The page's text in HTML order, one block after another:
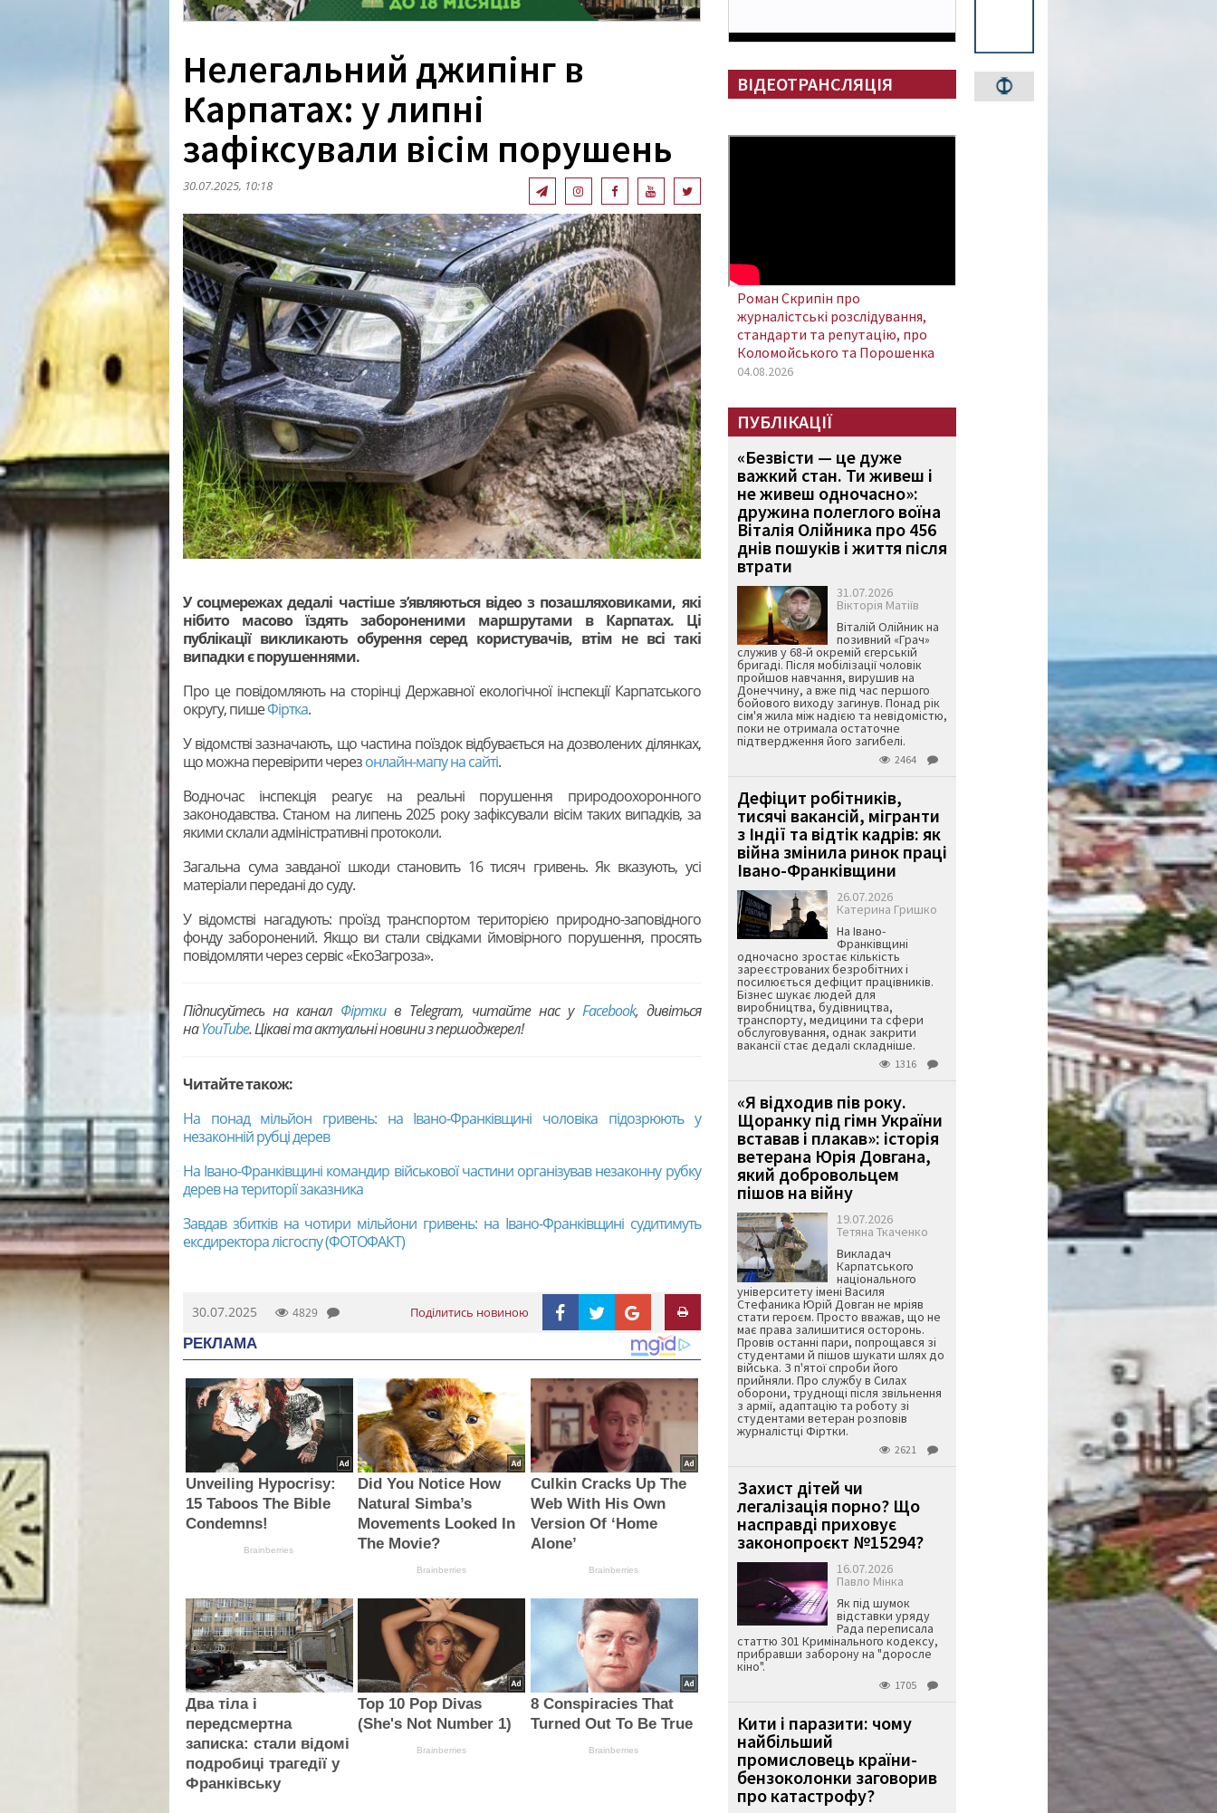
Нелегальний джипінг в
Карпатах: у липні
зафіксували вісім порушень
30.07.2025, 10:18
У соцмережах дедалі частіше з’являються відео з позашляховиками, які
нібито масово їздять забороненими маршрутами в Карпатах. Ці
публікації викликають обурення серед користувачів, втім не всі такі
випадки є порушеннями.
Про це повідомляють на сторінці Державної екологічної інспекції Карпатського
округу, пишеФіртка.
У відомстві зазначають, що частина поїздок відбувається на дозволених ділянках,
що можна перевірити черезонлайн-мапу на сайті.
Водночас інспекція реагує на реальні порушення природоохоронного
законодавства. Станом на липень 2025 року зафіксували вісім таких випадків, за
якими склали адміністративні протоколи.
Загальна сума завданої шкоди становить 16 тисяч гривень. Як вказують, усі
матеріали передані до суду.
У відомстві нагадують: проїзд транспортом територією природно-заповідного
фонду заборонений. Якщо ви стали свідками ймовірного порушення, просять
повідомляти через сервіс «ЕкоЗагроза».
Підписуйтесь на канал Фірткив Telegram, читайте нас у Facebook, дивіться
наYouTubе. Цікаві та актуальні новини з першоджерел!
Читайте також:
На понад мільйон гривень: на Івано-Франківщині чоловіка підозрюють у
незаконній рубці дерев
На Івано-Франківщині командир військової частини організував незаконну рубку
дерев на території заказника
Завдав збитків на чотири мільйони гривень: на Івано-Франківщині судитимуть
ексдиректора лісгоспу (ФОТОФАКТ)
30.07.2025 4829 Поділитись новиною
РЕКЛАМА
Unveiling Hypocrisy:
15 Taboos The Bible
Condemns!
Brainberries
Did You Notice How
Natural Simba’s
Movements Looked In
The Movie?
Brainberries
Culkin Cracks Up The
Web With His Own
Version Of ‘Home
Alone’
Brainberries
Два тіла і
передсмертна
записка: стали відомі
подробиці трагедії у
Франківську
Top 10 Pop Divas
(She's Not Number 1)
Brainberries
8 Conspiracies That
Turned Out To Be True
Brainberries
ВІДЕОТРАНСЛЯЦІЯ
Роман Скрипін про
журналістські розслідування,
стандарти та репутацію, про
Коломойського та Порошенка
04.08.2026
ПУБЛІКАЦІЇ
«Безвісти — це дуже
важкий стан. Ти живеш і
не живеш одночасно»:
дружина полеглого воїна
Віталія Олійника про 456
днів пошуків і життя після
втрати
31.07.2026
Вікторія Матіїв
Віталій Олійник на
позивний «Грач»
служив у 68-й окремій єгерській
бригаді. Після мобілізації чоловік
пройшов навчання, вирушив на
Донеччину, а вже під час першого
бойового виходу загинув. Понад рік
сім'я жила між надією та невідомістю,
поки не отримала остаточне
підтвердження його загибелі.
2464
Дефіцит робітників,
тисячі вакансій, мігранти
з Індії та відтік кадрів: як
війна змінила ринок праці
Івано-Франківщини
26.07.2026
Катерина Гришко
На Івано-
Франківщині
одночасно зростає кількість
зареєстрованих безробітних і
посилюється дефіцит працівників.
Бізнес шукає людей для
виробництва, будівництва,
транспорту, медицини та сфери
обслуговування, однак закрити
вакансії стає дедалі складніше.
1316
«Я відходив пів року.
Щоранку під гімн України
вставав і плакав»: історія
ветерана Юрія Довгана,
який добровольцем
пішов на війну
19.07.2026
Тетяна Ткаченко
Викладач
Карпатського
національного
університету імені Василя
Стефаника Юрій Довган не мріяв
стати героєм. Просто вважав, що не
має права залишитися осторонь.
Провів останні пари, попрощався зі
студентами й пішов шукати шлях до
війська. З п'ятої спроби його
прийняли. Про службу в Силах
оборони, труднощі після звільнення
з армії, адаптацію та роботу зі
студентами ветеран розповів
журналістці Фіртки.
2621
Захист дітей чи
легалізація порно? Що
насправді приховує
законопроєкт №15294?
16.07.2026
Павло Мінка
Як під шумок
відставки уряду
Рада переписала
статтю 301 Кримінального кодексу,
прибравши заборону на "доросле
кіно".
1705
Кити і паразити: чому
найбільший
промисловець країни-
бензоколонки заговорив
про катастрофу?